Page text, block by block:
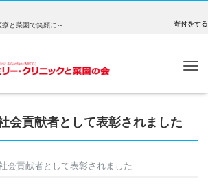
寄付をする
と菜園で笑顔に～
会貢献者として表彰されました
会貢献者として表彰されました